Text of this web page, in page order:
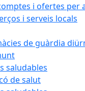
i ofertes per
i serveis locals
de guàrdia
saludables
de salut